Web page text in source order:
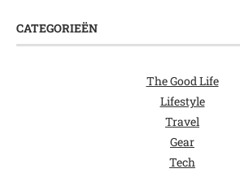
CATEGORIEËN
The Good Life
Lifestyle
Travel
Gear
Tech